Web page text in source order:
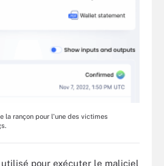
la rançon pour l'une des victimes
utilisé pour exécuter le maliciel